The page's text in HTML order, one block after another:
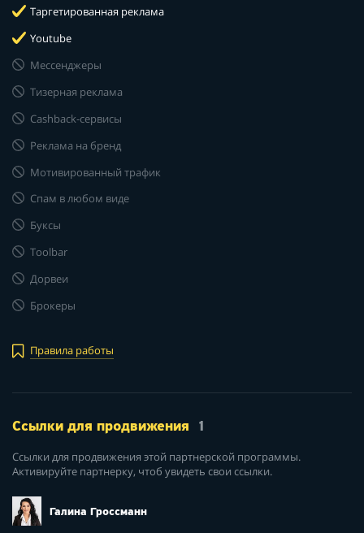
Таргетированная реклама
Youtube
Мессенджеры
Тизерная реклама
Cashback-сервисы
Реклама на бренд
Мотивированный трафик
Спам в любом виде
Буксы
Toolbar
Дорвеи
Брокеры
Правила работы
Ссылки для продвижения 1
Ссылки для продвижения этой партнерской программы.
Активируйте партнерку, чтоб увидеть свои ссылки.
Галина Гроссманн